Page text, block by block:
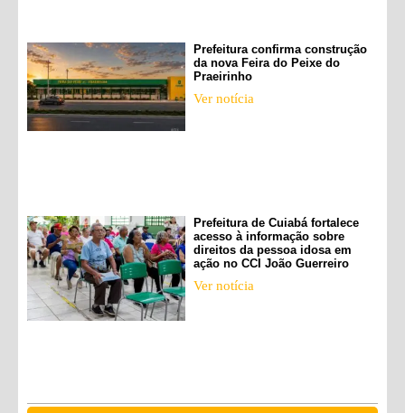
Prefeitura confirma construção
da nova Feira do Peixe do
Praeirinho
Ver notícia
Prefeitura de Cuiabá fortalece
acesso à informação sobre
direitos da pessoa idosa em
ação no CCI João Guerreiro
Ver notícia